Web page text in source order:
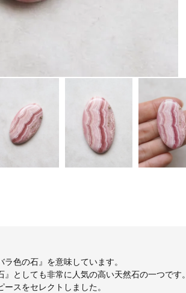
色の石』を意味しています。
としても非常に人気の高い天然石の一つです。
スをセレクトしました。